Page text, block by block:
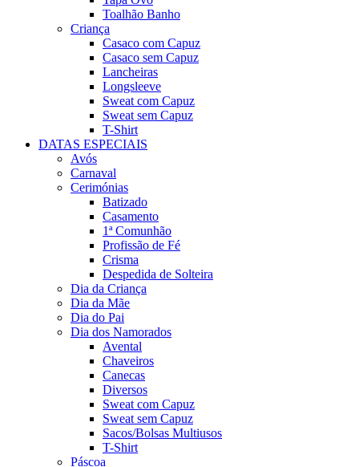
Toalhão Banho
Criança
Casaco com Capuz
Casaco sem Capuz
Lancheiras
Longsleeve
Sweat com Capuz
Sweat sem Capuz
T-Shirt
DATAS ESPECIAIS
Avós
Carnaval
Cerimónias
Batizado
Casamento
1ª Comunhão
Profissão de Fé
Crisma
Despedida de Solteira
Dia da Criança
Dia da Mãe
Dia do Pai
Dia dos Namorados
Avental
Chaveiros
Canecas
Diversos
Sweat com Capuz
Sweat sem Capuz
Sacos/Bolsas Multiusos
T-Shirt
Páscoa